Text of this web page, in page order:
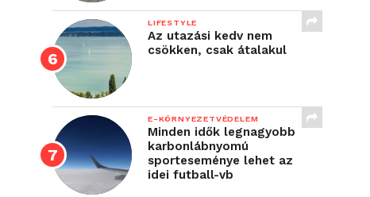
LIFESTYLE
Az utazási kedv nem
csökken, csak átalakul
E-KÖRNYEZETVÉDELEM
Minden idők legnagyobb
karbonlábnyomú
sporteseménye lehet az
idei futball-vb